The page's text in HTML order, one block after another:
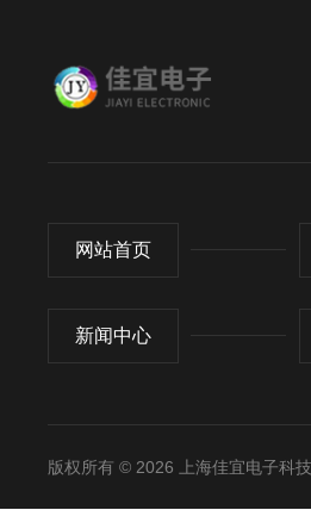
网站首页
新闻中心
版权所有 © 2026 上海佳宜电子科